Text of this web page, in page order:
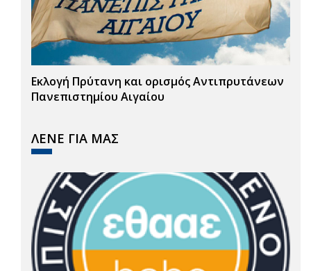
Εκλογή Πρύτανη και ορισμός Αντιπρυτάνεων
Πανεπιστημίου Αιγαίου
ΛΕΝΕ ΓΙΑ ΜΑΣ